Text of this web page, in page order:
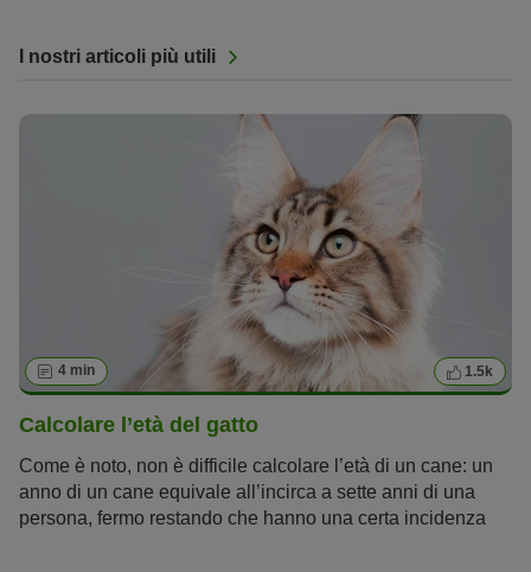
I nostri articoli più utili
4 min 1.5k
Calcolare l’età del gatto
Come è noto, non è difficile calcolare l’età di un cane: un
anno di un cane equivale all’incirca a sette anni di una
persona, fermo restando che hanno una certa incidenza